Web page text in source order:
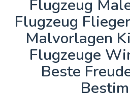
Flugzeug
Flugzeug
Malvorlagen
Flugzeuge
Beste